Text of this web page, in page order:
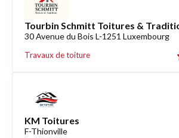
Tourbin Schmitt Toitures &
30 Avenue du Bois L-1251 Luxembourg
Travaux de toiture
KM Toitures
F-Thionville